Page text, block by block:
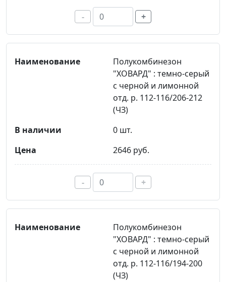
- +
Полукомбинезон
"ХОВАРД" : темно-серый
с черной и лимонной
отд. р. 112-116/206-212
(ЧЗ)
0 шт.
2646 руб.
- +
Полукомбинезон
"ХОВАРД" : темно-серый
с черной и лимонной
отд. р. 112-116/194-200
(ЧЗ)